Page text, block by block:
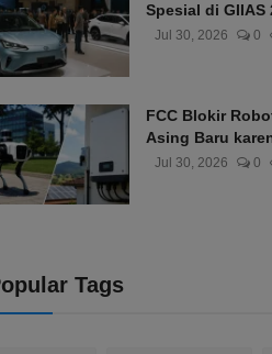
Spesial di GIIAS
Jul 30, 2026 0
FCC Blokir
Asing Baru
Jul 30, 2026 0
Tags